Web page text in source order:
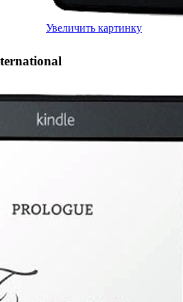
Увеличить картинку